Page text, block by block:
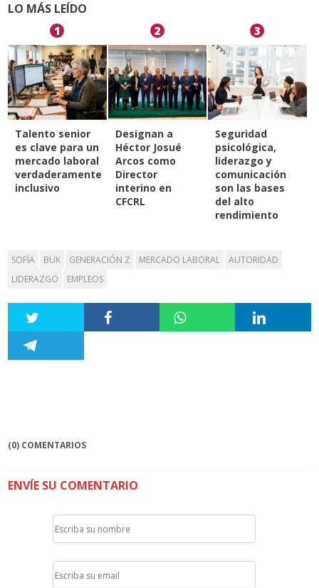
LO MÁS LEÍDO
1
Talento senior
es clave para un
mercado laboral
verdaderamente
inclusivo
2
Designan a
Héctor Josué
Arcos como
Director
interino en
CFCRL
3
Seguridad
psicológica,
liderazgo y
comunicación
son las bases
del alto
rendimiento
SOFÍA BUK GENERACIÓN Z MERCADO LABORAL
AUTORIDAD
LIDERAZGO
EMPLEOS
(0) COMENTARIOS
ENVÍE SU COMENTARIO